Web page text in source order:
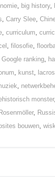
, big history,
, Carry Slee,
, curriculum,
, filosofie,
Google ranking,
, kunst,
,
monster,
Rosenmöller,
bouwen,